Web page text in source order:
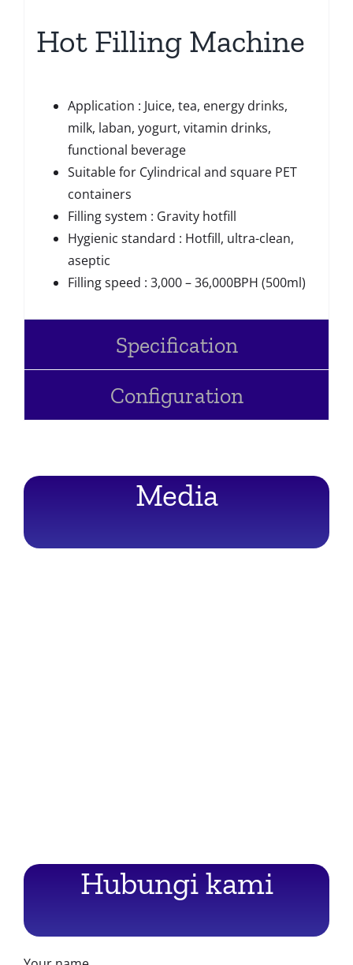
Hot Filling Machine
Application : Juice, tea, energy drinks,
milk, laban, yogurt, vitamin drinks,
functional beverage
Suitable for Cylindrical and square PET
containers
Filling system : Gravity hotfill
Hygienic standard : Hotfill, ultra-clean,
aseptic
Filling speed : 3,000 – 36,000BPH (500ml)
Specification
Configuration
Media
Hubungi kami